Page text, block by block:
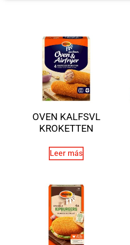
OVEN KALFSVL
KROKETTEN
Leer más